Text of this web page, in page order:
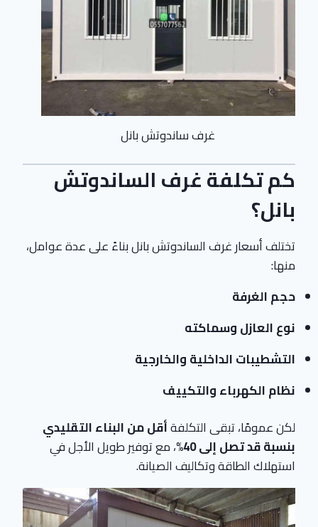
غرف ساندوتش بانل
كم تكلفة غرف الساندوتش
بانل؟
تختلف أسعار غرف الساندوتش بانل بناءً على عدة عوامل،
منها:
حجم الغرفة
نوع العازل وسماكته
التشطيبات الداخلية والخارجية
نظام الكهرباء والتكييف
لكن عمومًا، تبقى التكلفةأقل من البناء التقليدي
بنسبة قد تصل إلى 40%
، مع توفير طويل الأجل في
استهلاك الطاقة وتكاليف الصيانة.